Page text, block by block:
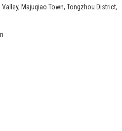
Majuqiao Town, Tongzhou District,